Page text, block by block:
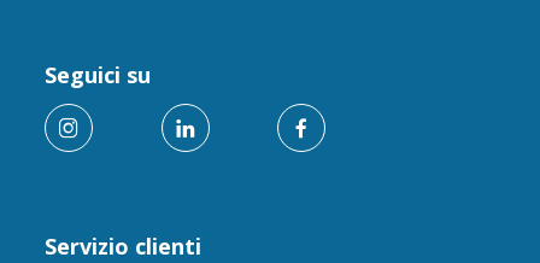
Servizio clienti
Seguici su